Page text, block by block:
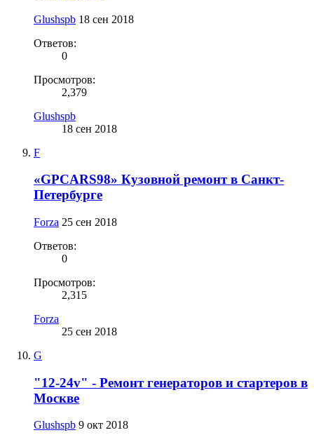
Glushspb 18 сен 2018
Ответов:
0
Просмотров:
2,379
Glushspb
18 сен 2018
F
«GPCARS98» Кузовной ремонт в Санкт-
Петербурге
Forza 25 сен 2018
Ответов:
0
Просмотров:
2,315
Forza
25 сен 2018
G
"12-24v" - Ремонт генераторов и стартеров в
Москве
Glushspb 9 окт 2018